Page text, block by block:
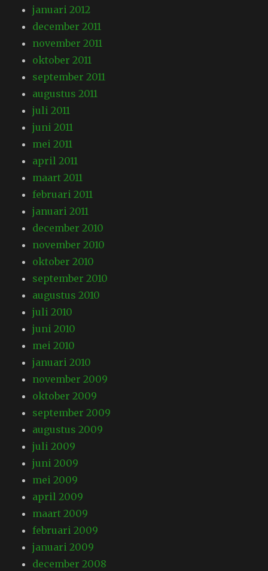
januari 2012
december 2011
november 2011
oktober 2011
september 2011
augustus 2011
juli 2011
juni 2011
mei 2011
april 2011
maart 2011
februari 2011
januari 2011
december 2010
november 2010
oktober 2010
september 2010
augustus 2010
juli 2010
juni 2010
mei 2010
januari 2010
november 2009
oktober 2009
september 2009
augustus 2009
juli 2009
juni 2009
mei 2009
april 2009
maart 2009
februari 2009
januari 2009
december 2008